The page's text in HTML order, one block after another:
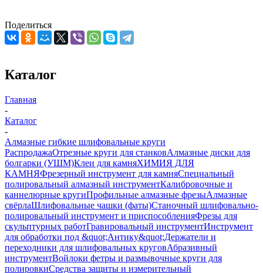
Поделиться
Каталог
Главная
-
Каталог
-
Алмазные гибкие шлифовальные круги
РаспродажаОтрезные круги для станковАлмазные диски для
болгарки (УШМ)Клеи для камняХИМИЯ ДЛЯ
КАМНЯФрезерный инструмент для камняСпециальный
полировальный алмазный инструментКалибровочные и
каннелюрные кругиПрофильные алмазные фрезыАлмазные
свёрлаШлифовальные чашки (фаты)Станочный шлифовально-
полировальный инструмент и приспособленияФрезы для
скульптурных работГравировальный инструментИнструмент
для обработки под &quot;Антику&quot;Держатели и
переходники для шлифовальных круговАбразивный
инструментВойлоки фетры и размывочные круги для
полировкиСредства защиты и измерительный